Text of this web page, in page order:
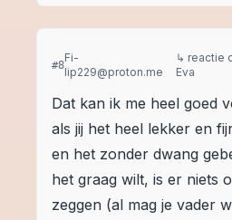
#8
Fi-
lip229@proton.me
↳ reactie
Eva
Dat kan ik me heel goed
als jij het heel lekker en
en het zonder dwang
het graag wilt, is er niets
zeggen (al mag je vader